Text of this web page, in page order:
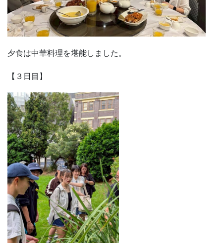
夕食は中華料理を堪能しました。
【３日目】